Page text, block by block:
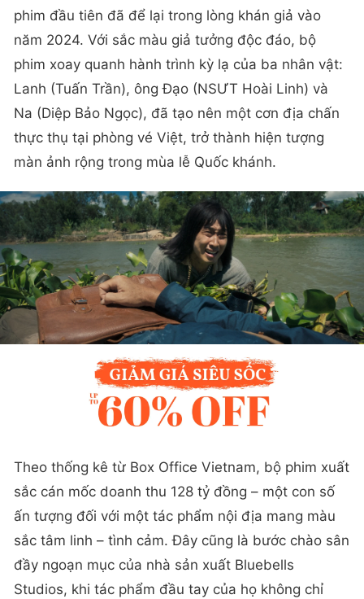
phim đầu tiên đã để lại trong lòng khán giả vào
năm 2024. Với sắc màu giả tưởng độc đáo, bộ
phim xoay quanh hành trình kỳ lạ của ba nhân vật:
Lanh (Tuấn Trần), ông Đạo (NSƯT Hoài Linh) và
Na (Diệp Bảo Ngọc), đã tạo nên một cơn địa chấn
thực thụ tại phòng vé Việt, trở thành hiện tượng
màn ảnh rộng trong mùa lễ Quốc khánh.
Theo thống kê từ Box Office Vietnam, bộ phim xuất
sắc cán mốc doanh thu 128 tỷ đồng – một con số
ấn tượng đối với một tác phẩm nội địa mang màu
sắc tâm linh – tình cảm. Đây cũng là bước chào sân
đầy ngoạn mục của nhà sản xuất Bluebells
Studios, khi tác phẩm đầu tay của họ không chỉ